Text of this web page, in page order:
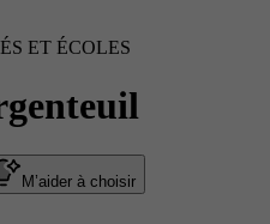
ET ÉCOLES
M’aider à choisir